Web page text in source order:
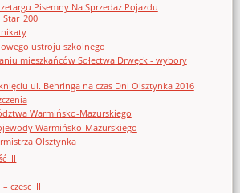
Pisemny Na Sprzedaż Pojazdu
ustroju szkolnego
mieszkańców Sołectwa Drwęck - wybory
ul. Behringa na czas Dni Olsztynka 2016
Warmińsko-Mazurskiego
Warmińsko-Mazurskiego
Olsztynka
III
czesc III